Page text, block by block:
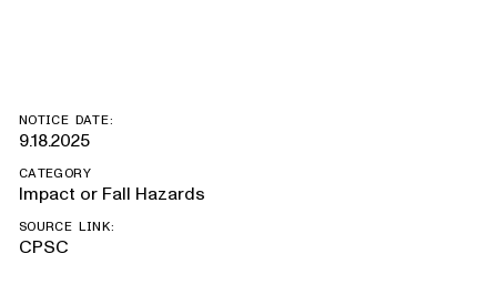
NOTICE DATE:
9.18.2025
CATEGORY
Impact or Fall Hazards
SOURCE LINK:
CPSC